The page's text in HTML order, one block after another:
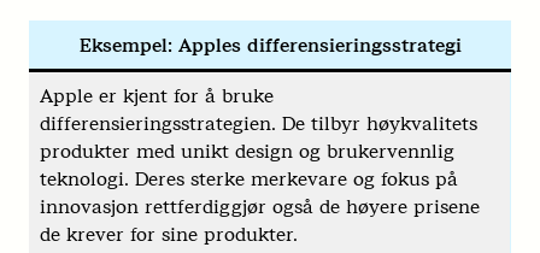
Eksempel: Apples differensieringsstrategi
Apple er kjent for å bruke
differensieringsstrategien. De tilbyr høykvalitets
produkter med unikt design og brukervennlig
teknologi. Deres sterke merkevare og fokus på
innovasjon rettferdiggjør også de høyere prisene
de krever for sine produkter.